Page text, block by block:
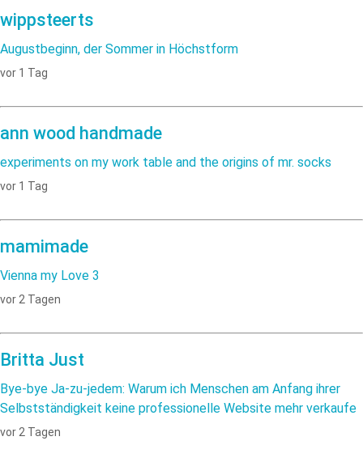
wippsteerts
Augustbeginn, der Sommer in Höchstform
vor 1 Tag
ann wood handmade
experiments on my work table and the origins of mr. socks
vor 1 Tag
mamimade
Vienna my Love 3
vor 2 Tagen
Britta Just
Bye-bye Ja-zu-jedem: Warum ich Menschen am Anfang ihrer
Selbstständigkeit keine professionelle Website mehr verkaufe
vor 2 Tagen